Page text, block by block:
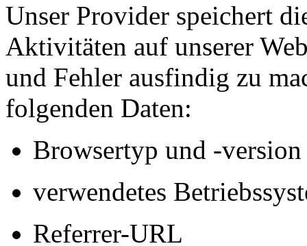
Unser Provider speichert
Aktivitäten auf unserer
und Fehler ausfindig zu
folgenden Daten:
Browsertyp und -version
verwendetes
Referrer-URL